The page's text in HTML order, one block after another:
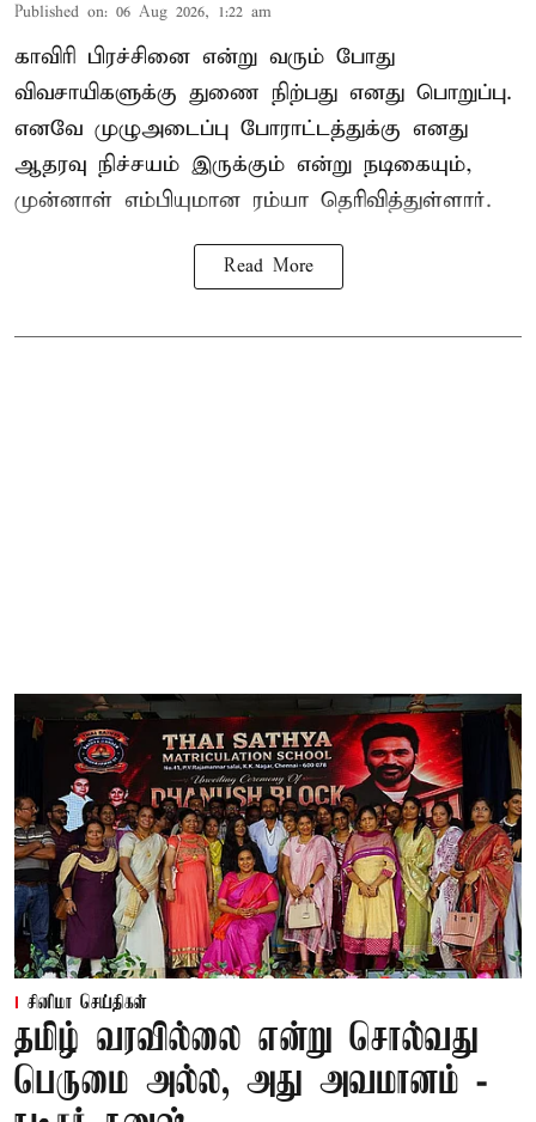
Published on: 06 Aug 2026, 1:22 am
காவிரி பிரச்சினை என்று வரும் போது
விவசாயிகளுக்கு துணை நிற்பது எனது பொறுப்பு.
எனவே முழுஅடைப்பு போராட்டத்துக்கு எனது
ஆதரவு நிச்சயம் இருக்கும் என்று நடிகையும்,
முன்னாள் எம்பியுமான ரம்யா தெரிவித்துள்ளார்.
Read More
சினிமா செய்திகள்
தமிழ் வரவில்லை என்று சொல்வது
பெருமை அல்ல, அது அவமானம் -